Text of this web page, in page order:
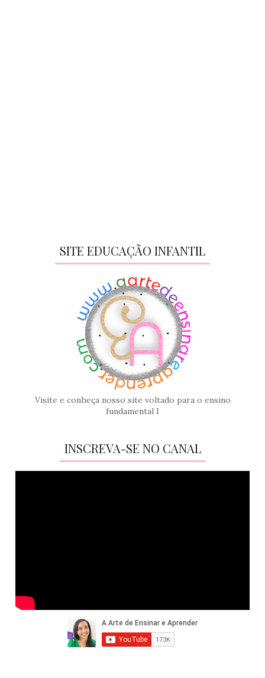
SITE EDUCAÇÃO INFANTIL
Visite e conheça nosso site voltado para o ensino
fundamental I
INSCREVA-SE NO CANAL